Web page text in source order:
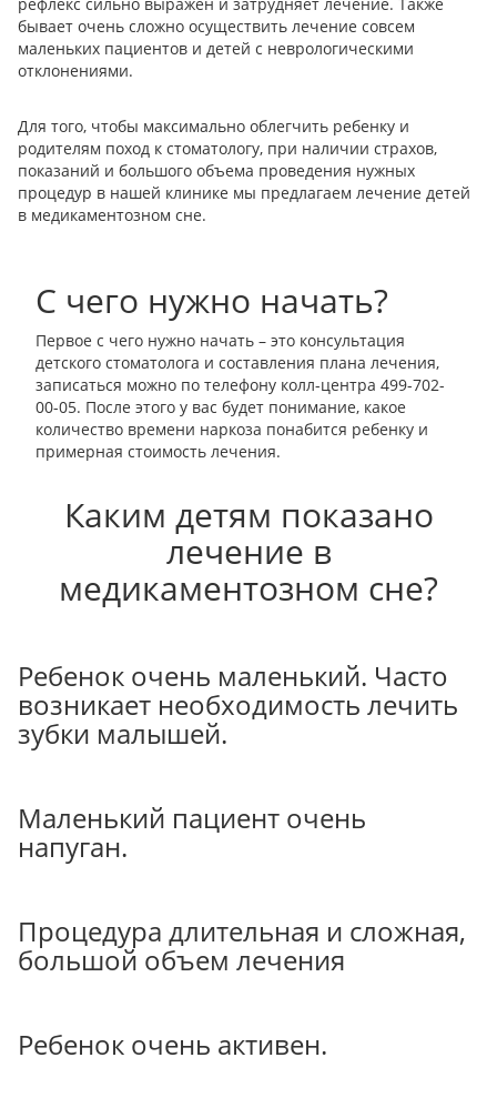
бывает очень сложно осуществить лечение совсем
маленьких пациентов и детей с неврологическими
отклонениями.
Для того, чтобы максимально облегчить ребенку и
родителям поход к стоматологу, при наличии страхов,
показаний и большого объема проведения нужных
процедур в нашей клинике мы предлагаем лечение детей
в медикаментозном сне.
С чего нужно начать?
Первое с чего нужно начать – это консультация
детского стоматолога и составления плана лечения,
записаться можно по телефону колл-центра 499-702-
00-05. После этого у вас будет понимание, какое
количество времени наркоза понабится ребенку и
примерная стоимость лечения.
Каким детям показано
лечение в
медикаментозном сне?
Ребенок очень маленький. Часто
возникает необходимость лечить
зубки малышей.
Маленький пациент очень
напуган.
Процедура длительная и сложная,
большой объем лечения
Ребенок очень активен.